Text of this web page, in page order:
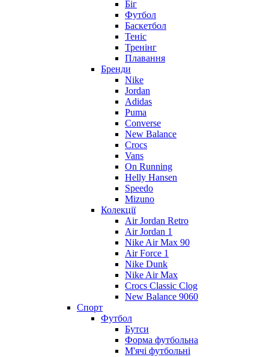
Біг
Футбол
Баскетбол
Теніс
Тренінг
Плавання
Бренди
Nike
Jordan
Adidas
Puma
Converse
New Balance
Crocs
Vans
On Running
Helly Hansen
Speedo
Mizuno
Колекції
Air Jordan Retro
Air Jordan 1
Nike Air Max 90
Air Force 1
Nike Dunk
Nike Air Max
Crocs Classic Clog
New Balance 9060
Спорт
Футбол
Бутси
Форма футбольна
М'ячі футбольні